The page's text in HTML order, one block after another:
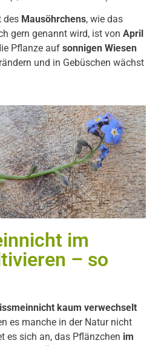
des Mausöhrchens, wie das
gern genannt wird, ist von April
Pflanze auf sonnigen Wiesen
und in Gebüschen wächst
im
– so
kaum verwechselt
es manche in der Natur nicht
es sich an, das Pflänzchen im